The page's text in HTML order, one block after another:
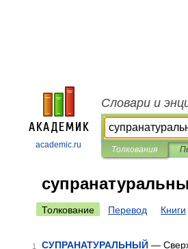
academic.ru
Словари и
Толкования
Толкование Перевод Книги
1 СУПРАНАТУРАЛЬНЫЙ —